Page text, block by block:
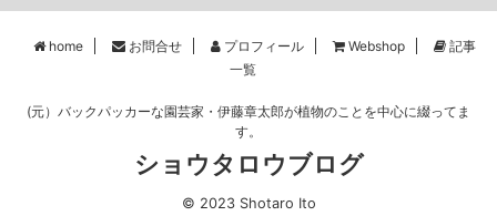
home お問合せ プロフィール Webshop
記事
一覧
(元）バックパッカーな園芸家・伊藤章太郎が植物のことを中心に綴ってま
す。
ショウタロウブログ
© 2023 Shotaro Ito